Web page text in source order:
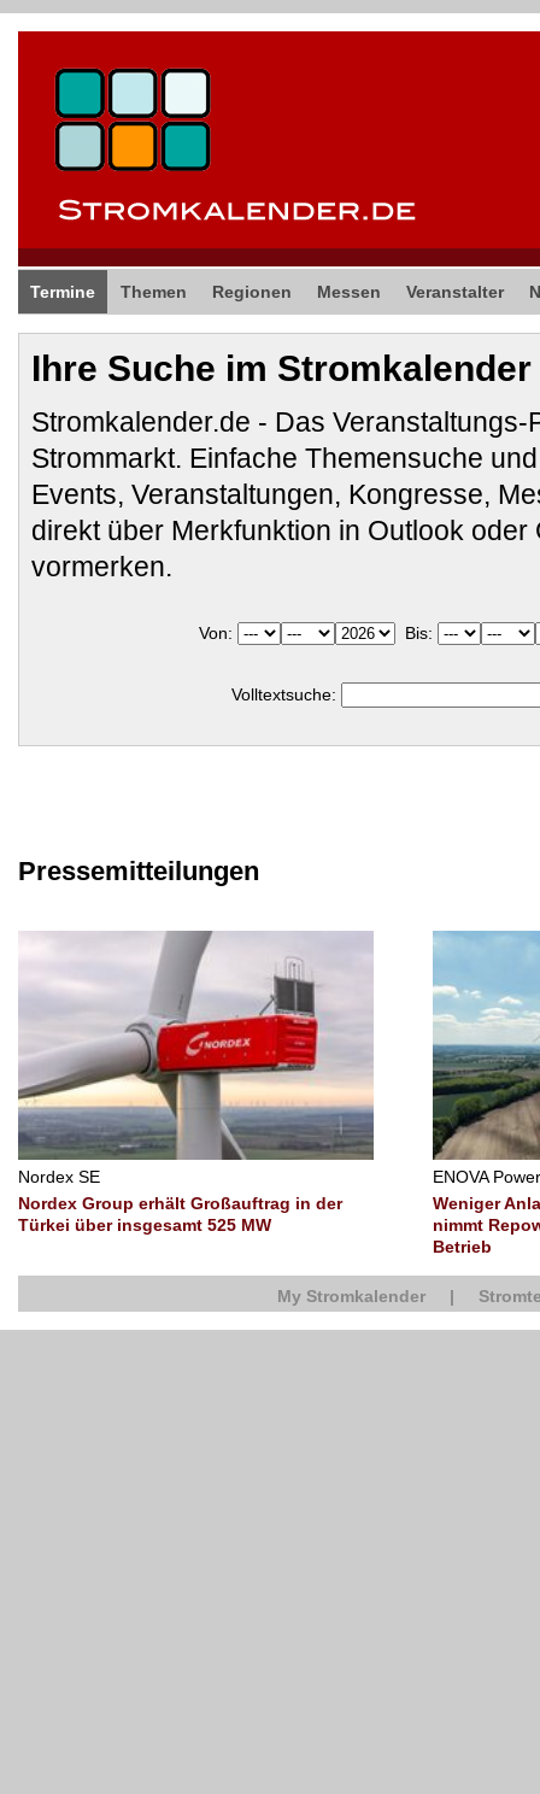
Termine Themen Regionen Messen Veranstalter
Ihre Suche im Stromkalender
Stromkalender.de - Das Veranstaltungs-
Strommarkt. Einfache Themensuche
Events, Veranstaltungen, Kongresse,
direkt über Merkfunktion in Outlook oder
vormerken.
Von: Bis:
Volltextsuche:
Pressemitteilungen
Nordex SE
Nordex Group erhält Großauftrag in der
Türkei über insgesamt 525 MW
ENOVA
Weniger
nimmt
Betrieb
My Stromkalender |